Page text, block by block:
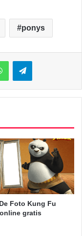
ponys
WhatsAppTelegram
Foto Kung Fu
gratis